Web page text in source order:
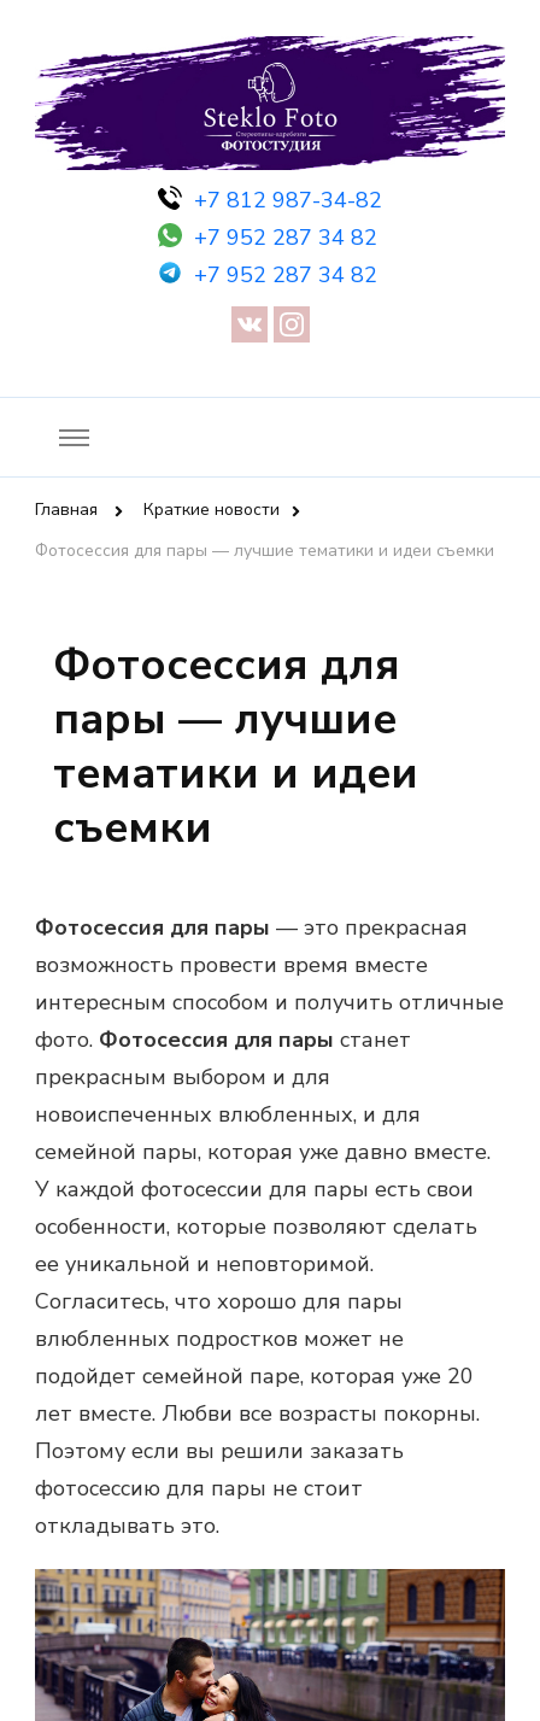
+7 812 987-34-82
+7 952 287 34 82
+7 952 287 34 82
Фотостудия SF
Фотосессия в студии СПб — Фотосессия в Санкт-Петербурге
— Предметная съемка — Невидимый манекен — Прозрачный
манекен — Сертификат на фотосессию
Главная
Краткие новости
Фотосессия для пары — лучшие тематики и идеи съемки
Фотосессия для
пары — лучшие
тематики и идеи
съемки
Фотосессия для пары — это прекрасная
возможность провести время вместе
интересным способом и получить отличные
фото. Фотосессия для пары станет
прекрасным выбором и для
новоиспеченных влюбленных, и для
семейной пары, которая уже давно вместе.
У каждой фотосессии для пары есть свои
особенности, которые позволяют сделать
ее уникальной и неповторимой.
Согласитесь, что хорошо для пары
влюбленных подростков может не
подойдет семейной паре, которая уже 20
лет вместе. Любви все возрасты покорны.
Поэтому если вы решили заказать
фотосессию для пары не стоит
откладывать это.